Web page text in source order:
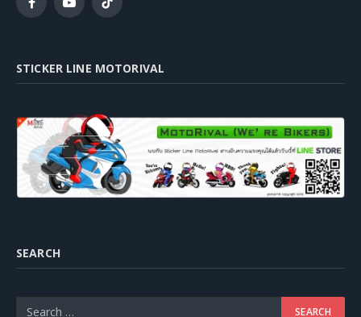
FacebookYouTubeTikTok
STICKER LINE MOTORIVAL
SEARCH